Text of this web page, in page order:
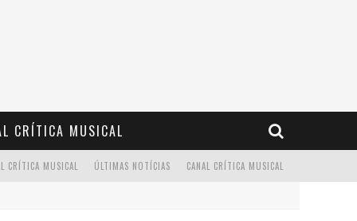
CRÍTICA MUSICAL
CANAL CRÍTICA MUSICAL
ÚLTIMAS NOTÍCIAS
CRÍTICA MUSICAL